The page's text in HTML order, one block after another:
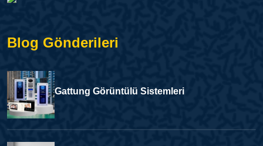
Blog Gönderileri
Gattung Görüntülü Sistemleri